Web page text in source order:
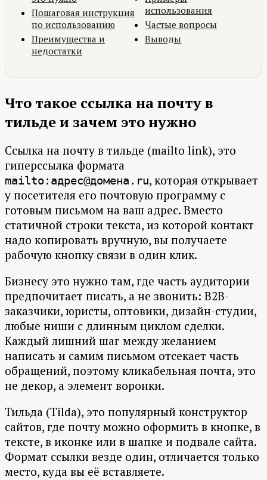
Пошаговая инструкция
по использованию
Преимущества и
недостатки
использования
Частые вопросы
Выводы
Что такое ссылка на почту в
тильде и зачем это нужно
Ссылка на почту в тильде (mailto link), это
гиперссылка формата
mailto:адрес@домена.ru, которая открывает
у посетителя его почтовую программу с
готовым письмом на ваш адрес. Вместо
статичной строки текста, из которой контакт
надо копировать вручную, вы получаете
рабочую кнопку связи в один клик.
Бизнесу это нужно там, где часть аудитории
предпочитает писать, а не звонить: B2B-
заказчики, юристы, оптовики, дизайн-студии,
любые ниши с длинным циклом сделки.
Каждый лишний шаг между желанием
написать и самим письмом отсекает часть
обращений, поэтому кликабельная почта, это
не декор, а элемент воронки.
Тильда (Tilda), это популярный конструктор
сайтов, где почту можно оформить в кнопке, в
тексте, в иконке или в шапке и подвале сайта.
Формат ссылки везде один, отличается только
место, куда вы её вставляете.